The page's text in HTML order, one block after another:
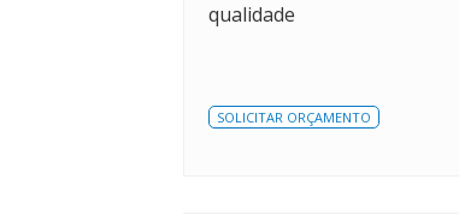
qualidade
SOLICITAR ORÇAMENTO